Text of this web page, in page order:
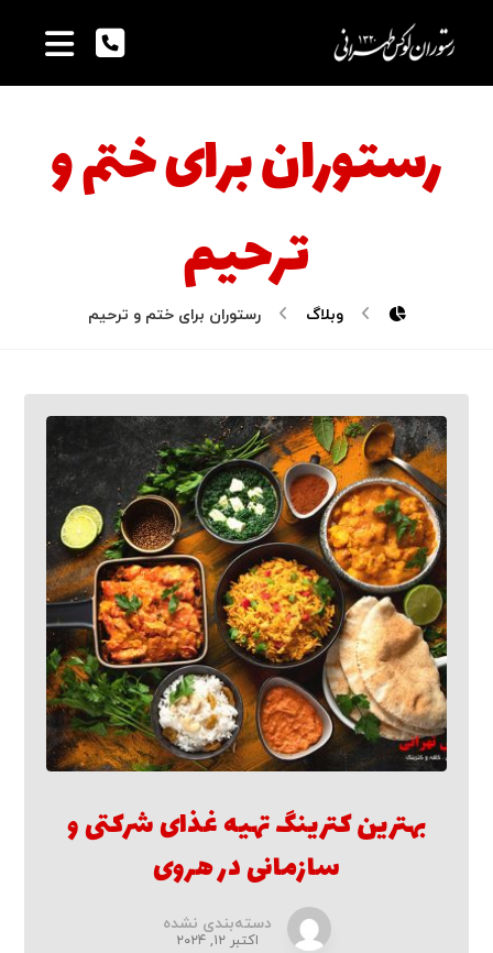
رستوران برای ختم و
ترحیم
وبلاگ رستوران برای ختم و ترحیم
بهترین کترینگ تهیه غذای شرکتی و
سازمانی در هروی
دسته‌بندی نشده
اکتبر ۱۲, ۲۰۲۴